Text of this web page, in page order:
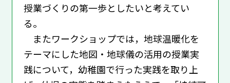
授業づくりの第一歩としたいと考えてい
る。
またワークショップでは，地球温暖化を
テーマにした地図・地球儀の活用の授業実
践について，幼稚園で行った実践を取り上